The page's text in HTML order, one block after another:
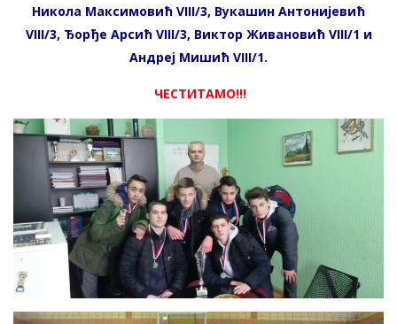
Никола Максимовић VIII/3, Вукашин Антонијевић
VIII/3, Ђорђе Арсић VIII/3, Виктор Живановић VIII/1 и
Андреј Мишић VIII/1.
ЧЕСТИТАМО!!!